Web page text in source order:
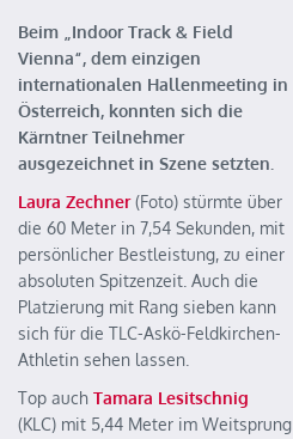
Beim „Indoor Track & Field
Vienna“, dem einzigen
internationalen Hallenmeeting in
Österreich, konnten sich die
Kärntner Teilnehmer
ausgezeichnet in Szene setzten.
Laura Zechner(Foto) stürmte über
die 60 Meter in 7,54 Sekunden, mit
persönlicher Bestleistung, zu einer
absoluten Spitzenzeit. Auch die
Platzierung mit Rang sieben kann
sich für die TLC-Askö-Feldkirchen-
Athletin sehen lassen.
Top auch Tamara Lesitschnig
(KLC) mit 5,44 Meter im